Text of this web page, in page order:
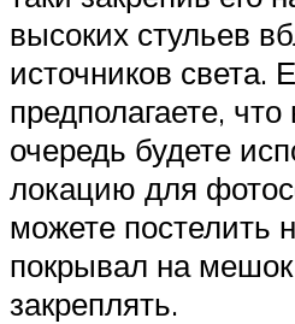
высоких стульев
источников света.
предполагаете,
очередь будете
локацию для
можете постелить
покрывал на
закреплять.